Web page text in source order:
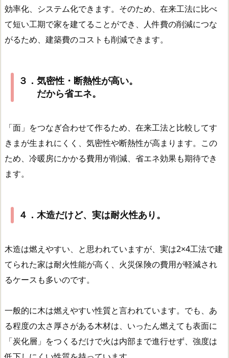
効率化、システム化できます。そのため、在来工法に比べ
て短い工期で家を建てることができ、人件費の削減につな
がるため、建築費のコストも削減できます。
３．気密性・断熱性が高い。
だから省エネ。
「面」をつなぎ合わせて作るため、在来工法と比較してす
きまが生まれにくく、気密性や断熱性が高まります。この
ため、冷暖房にかかる費用が削減、省エネ効果も期待でき
ます。
４．木造だけど、実は耐火性あり。
木造は燃えやすい、と思われていますが、実は2×4工法で建
てられた家は耐火性能が高く、火災保険の費用が軽減され
るケースも多いのです。
一般的に木は燃えやすい性質と言われています。でも、あ
る程度の太さ厚さがある木材は、いったん燃えても表面に
「炭化層」をつくるだけで火は内部まで進行せず、強度は